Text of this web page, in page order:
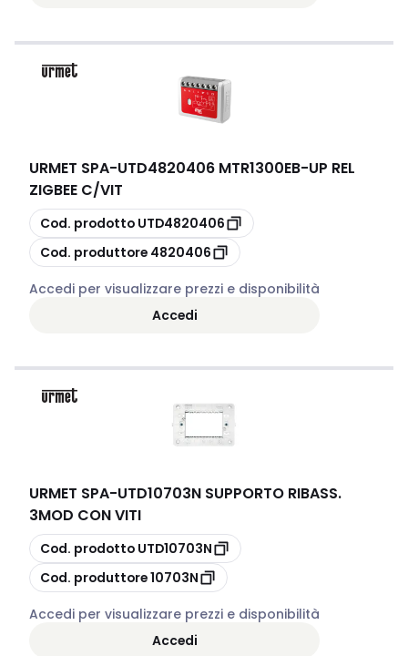
URMET SPA-UTD4820406 MTR1300EB-UP REL
ZIGBEE C/VIT
copia
Cod. prodotto UTD4820406
copia
Cod. produttore 4820406
Accedi per visualizzare prezzi e disponibilità
Accedi
URMET SPA-UTD10703N SUPPORTO RIBASS.
3MOD CON VITI
copia
Cod. prodotto UTD10703N
copia
Cod. produttore10703N
Accedi per visualizzare prezzi e disponibilità
Accedi